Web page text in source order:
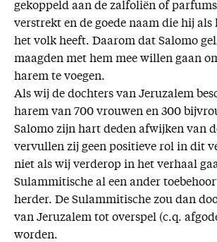
gekoppeld aan de zalfoliën of
verstrekt en de goede naam die hij
het volk heeft. Daarom dat Salomo
maagden met hem mee willen gaan
harem te voegen.
Als wij de dochters van Jeruzalem
harem van 700 vrouwen en 300
Salomo zijn hart deden afwijken van
vervullen zij geen positieve rol in dit
niet als wij verderop in het verhaal
Sulammitische al een ander
herder. De Sulammitische zou dan
van Jeruzalem tot overspel (c.q.
worden.